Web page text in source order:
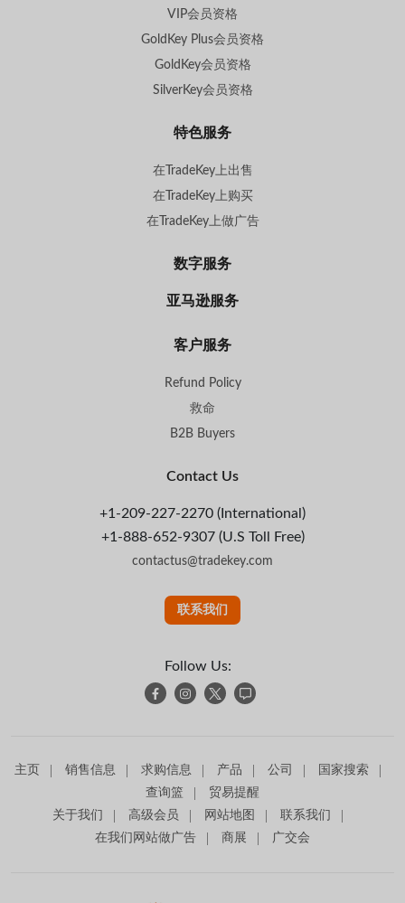
VIP会员资格
GoldKey Plus会员资格
GoldKey会员资格
SilverKey会员资格
特色服务
在TradeKey上出售
在TradeKey上购买
在TradeKey上做广告
数字服务
亚马逊服务
客户服务
Refund Policy
救命
B2B Buyers
Contact Us
+1-209-227-2270 (International)
+1-888-652-9307 (U.S Toll Free)
contactus@tradekey.com
联系我们
Follow Us:
主页 销售信息 求购信息 产品 公司
国家搜索
查询篮
贸易提醒
关于我们
高级会员 网站地图
联系我们
在我们网站做广告
商展 广交会